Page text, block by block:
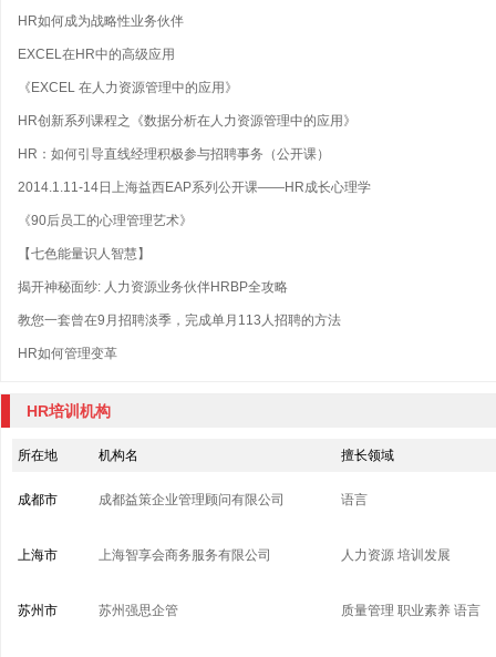
HR如何成为战略性业务伙伴
EXCEL在HR中的高级应用
《EXCEL 在人力资源管理中的应用》
HR创新系列课程之《数据分析在人力资源管理中的应用》
HR：如何引导直线经理积极参与招聘事务（公开课）
2014.1.11-14日上海益西EAP系列公开课——HR成长心理学
《90后员工的心理管理艺术》
【七色能量识人智慧】
揭开神秘面纱: 人力资源业务伙伴HRBP全攻略
教您一套曾在9月招聘淡季，完成单月113人招聘的方法
HR如何管理变革
HR培训机构
所在地 机构名 擅长领域
成都市 成都益策企业管理顾问有限公司 语言
上海市 上海智享会商务服务有限公司 人力资源 培训发展
苏州市 苏州强思企管 质量管理 职业素养 语言